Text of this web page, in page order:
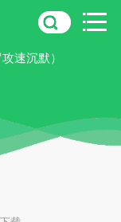
速沉默）